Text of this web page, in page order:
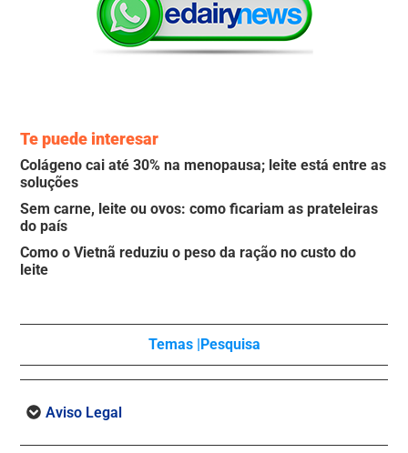
Te puede interesar
Colágeno cai até 30% na menopausa; leite está entre as
soluções
Sem carne, leite ou ovos: como ficariam as prateleiras
do país
Como o Vietnã reduziu o peso da ração no custo do
leite
Temas |Pesquisa
Aviso Legal